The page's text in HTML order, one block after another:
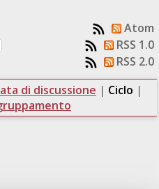
Atom
RSS 1.0
RSS 2.0
di discussione | Ciclo |